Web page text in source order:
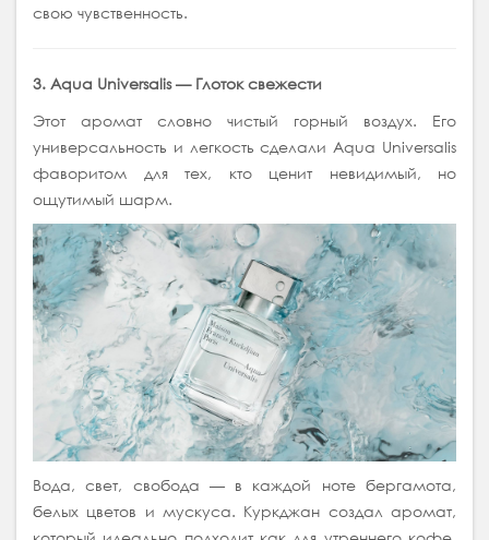
свою чувственность.
3. Aqua Universalis — Глоток свежести
Этот аромат словно чистый горный воздух. Его
универсальность и легкость сделали Aqua Universalis
фаворитом для тех, кто ценит невидимый, но
ощутимый шарм.
Вода, свет, свобода — в каждой ноте бергамота,
белых цветов и мускуса. Куркджан создал аромат,